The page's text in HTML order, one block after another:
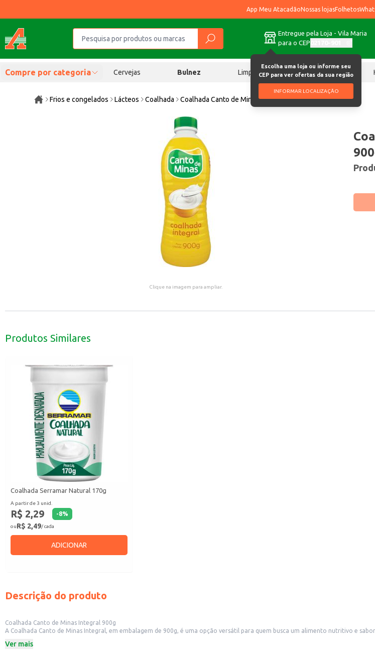
App Meu AtacadãoNossas lojasFolhetos
Entregue pela Loja - Vila Maria
para o CEP
Escolha uma loja ou informe seu
CEP para ver ofertas da sua região
INFORMAR LOCALIZAÇÃO
Compre por categoria Cervejas Bulnez Limpeza Chocolates
Frios e congelados Lácteos Coalhada Coalhada Canto de Minas Integral 900g
Clique na imagem para ampliar.
Produtos Similares
Coalhada Serramar Natural 170g
A partir de 3 unid.
R$ 2,29 -8%
ouR$ 2,49/ cada
ADICIONAR
Descrição do produto
Coalhada Canto de Minas Integral 900g
A Coalhada Canto de Minas Integral, em embalagem de 900g, é uma opção versátil para quem busca um alimento nutritivo e
Dicas de Uso:
Ver mais